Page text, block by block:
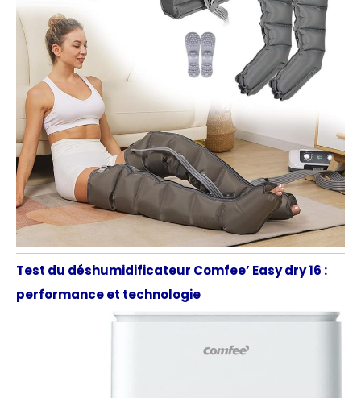
Test du déshumidificateur Comfee’ Easy dry 16 :
performance et technologie